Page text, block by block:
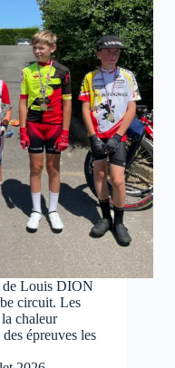
de Louis DION
circuit. Les
chaleur
épreuves les